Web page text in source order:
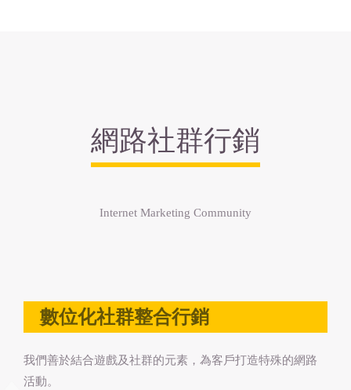
網路社群行銷
Internet Marketing Community
數位化社群整合行銷
我們善於結合遊戲及社群的元素，為客戶打造特殊的網路
活動。